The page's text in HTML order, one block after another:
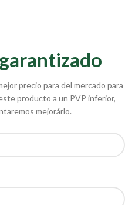
precio para del mercado para
producto a un PVP inferior,
mejorárlo.